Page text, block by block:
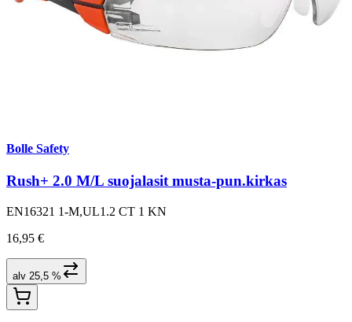
Bolle Safety
Rush+ 2.0 M/L suojalasit musta-pun.kirkas
EN16321 1-M,UL1.2 CT 1 KN
16,95 €
alv 25,5 %